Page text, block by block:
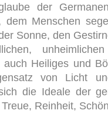
der
dem Menschen
Sonne, den
auch Heiliges und
von Licht
die Ideale der
Reinheit,